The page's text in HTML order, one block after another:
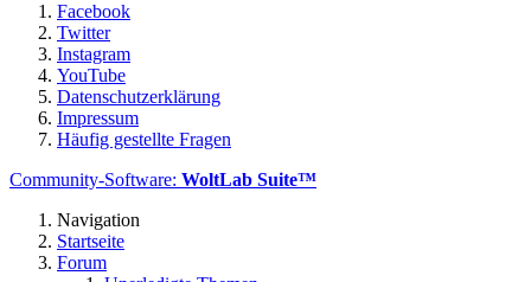
Facebook
Twitter
Instagram
YouTube
Datenschutzerklärung
Impressum
Häufig gestellte Fragen
Community-Software: WoltLab Suite™
Navigation
Startseite
Forum